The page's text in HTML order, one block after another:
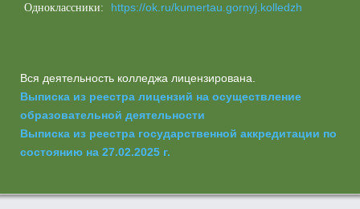
Одноклассники: https://ok.ru/kumertau.gornyj.kolledzh
Вся деятельность колледжа лицензирована.
Выписка из реестра лицензий на осуществление
образовательной деятельности
Выписка из реестра государственной аккредитации по
состоянию на 27.02.2025 г.